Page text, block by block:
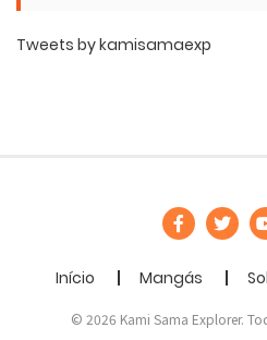
Tweets by kamisamaexp
Início Mangás
© 2026 Kami Sama Explorer.